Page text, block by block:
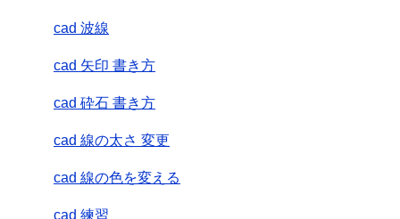
cad 波線
cad 矢印 書き方
cad 砕石 書き方
cad 線の太さ 変更
cad 線の色を変える
cad 練習